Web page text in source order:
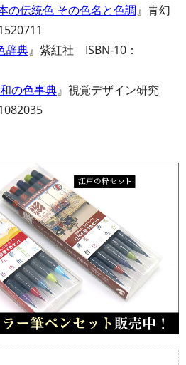
の伝統色 その色名と色調』青幻
辞典』紫紅社 ISBN-10：
の色事典』視覚デザイン研究